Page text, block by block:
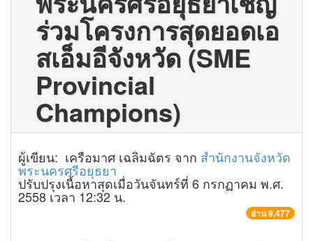
ร่วมโครงการสุดยอดเอ
สเอ็มอีจังหวัด (SME
Provincial
Champions)
ผู้เขียน: เครือมาศ เฉลิมฉัตร จาก สำนักงานจังหวัด
พระนครศรีอยุธยา
ปรับปรุงเนื้อหาสุดเมื่อวันจันทร์ที่ 6 กรกฏาคม พ.ศ.
2558 เวลา 12:32 น.
อ่าน 9,477